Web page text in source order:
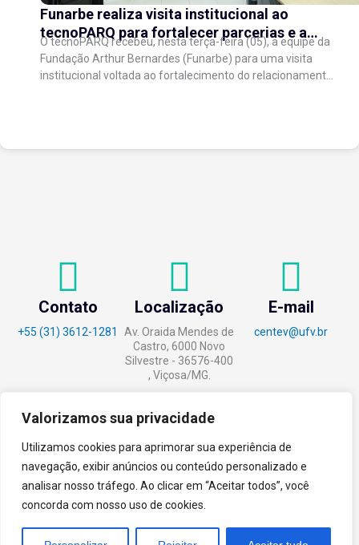
Valorizamos sua privacidade
Utilizamos cookies para aprimorar sua experiência de
navegação, exibir anúncios ou conteúdo personalizado e
analisar nosso tráfego. Ao clicar em “Aceitar todos”, você
concorda com nosso uso de cookies.
Funarbe realiza visita institucional ao
tecnoPARQ para fortalecer parcerias e a
gestão da inovação
O tecnoPARQ recebeu, nesta terça-feira (05), a equipe da
Fundação Arthur Bernardes (Funarbe) para uma visita
institucional voltada ao fortalecimento do relacionamento
Contato
+55 (31) 3612-1281
Localização
Av. Oraida Mendes de
Castro, 6000 Novo
Silvestre - 36576-400
, Viçosa/MG.
E-mail
centev@ufv.br
tecnoPARQ © 2021 por
Digital